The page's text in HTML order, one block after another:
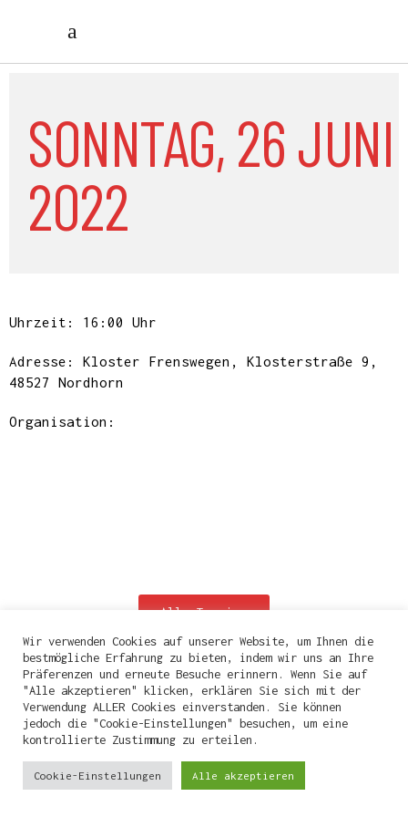
SONNTAG, 26 JUNI
2022
Uhrzeit: 16:00 Uhr
Adresse: Kloster Frenswegen, Klosterstraße 9,
48527 Nordhorn
Organisation:
Alle Termine
Wir verwenden Cookies auf unserer Website, um Ihnen die
bestmögliche Erfahrung zu bieten, indem wir uns an Ihre
Präferenzen und erneute Besuche erinnern. Wenn Sie auf
"Alle akzeptieren" klicken, erklären Sie sich mit der
Verwendung ALLER Cookies einverstanden. Sie können
jedoch die "Cookie-Einstellungen" besuchen, um eine
kontrollierte Zustimmung zu erteilen.
Cookie-Einstellungen Alle akzeptieren